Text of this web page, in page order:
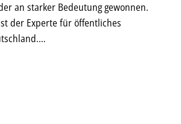
an starker Bedeutung gewonnen.
der Experte für öffentliches